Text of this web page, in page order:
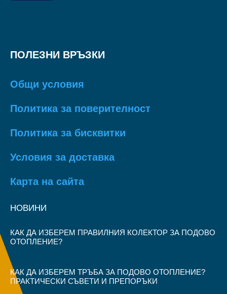
ПОЛЕЗНИ ВРЪЗКИ
Общи условия
Политика за поверителност
Политика за бисквитки
Условия за доставка
Карта на сайта
НОВИНИ
КАК ДА ИЗБЕРЕМ ПРАВИЛНИЯ КОЛЕКТОР ЗА ПОДОВО
ОТОПЛЕНИЕ?
КАК ДА ИЗБЕРЕМ ТРЪБА ЗА ПОДОВО ОТОПЛЕНИЕ?
ПРАКТИЧЕСКИ СЪВЕТИ И ПРЕПОРЪКИ